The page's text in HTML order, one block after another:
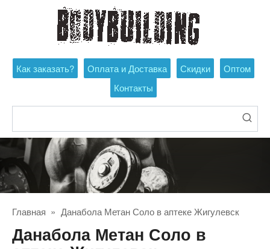
Как заказать? Оплата и Доставка Скидки
Оптом
Контакты
Главная » Данабола Метан Соло в аптеке Жигулевск
Данабола Метан Соло в